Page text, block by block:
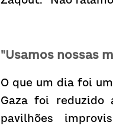
"Usamos nossas
O que um dia foi
Gaza foi reduzido
pavilhões